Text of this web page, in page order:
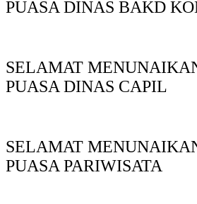
PUASA DINAS BAKD
SELAMAT
PUASA DINAS CAPIL
SELAMAT
PUASA PARIWISATA